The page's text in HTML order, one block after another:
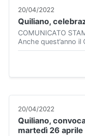
20/04/2022
Quiliano,
COMUNICATO
Anche quest’anno
20/04/2022
Quiliano,
martedì 26